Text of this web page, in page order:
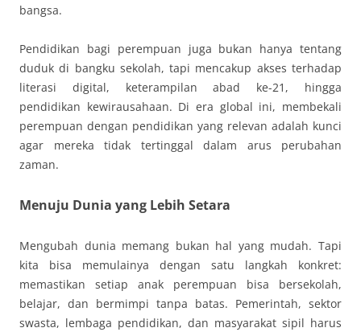
bangsa.
Pendidikan bagi perempuan juga bukan hanya tentang
duduk di bangku sekolah, tapi mencakup akses terhadap
literasi digital, keterampilan abad ke-21, hingga
pendidikan kewirausahaan. Di era global ini, membekali
perempuan dengan pendidikan yang relevan adalah kunci
agar mereka tidak tertinggal dalam arus perubahan
zaman.
Menuju Dunia yang Lebih Setara
Mengubah dunia memang bukan hal yang mudah. Tapi
kita bisa memulainya dengan satu langkah konkret:
memastikan setiap anak perempuan bisa bersekolah,
belajar, dan bermimpi tanpa batas. Pemerintah, sektor
swasta, lembaga pendidikan, dan masyarakat sipil harus